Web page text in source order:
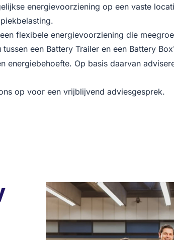
energievoorziening op een vaste
flexibele energievoorziening die
een Battery Trailer en een Battery
Op basis daarvan
op voor een vrijblijvend adviesgesprek.